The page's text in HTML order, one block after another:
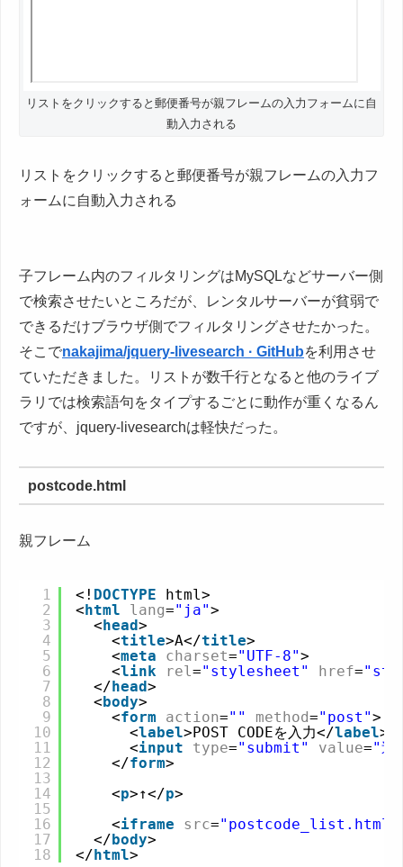
リストをクリックすると郵便番号が親フレームの入力フォームに自
動入力される
リストをクリックすると郵便番号が親フレームの入力フ
ォームに自動入力される
子フレーム内のフィルタリングはMySQLなどサーバー側
で検索させたいところだが、レンタルサーバーが貧弱で
できるだけブラウザ側でフィルタリングさせたかった。
そこでnakajima/jquery-livesearch · GitHubを利用させ
ていただきました。リストが数千行となると他のライブ
ラリでは検索語句をタイプするごとに動作が重くなるん
ですが、jquery-livesearchは軽快だった。
postcode.html
親フレーム
1
2
3
4
5
6
7
8
9
10
11
12
13
14
15
16
17
18
<! DOCTYPE
html>
<html lang="ja">
<head>
<title>A</title>
<meta charset="UTF-8">
<link rel="stylesheet" href=
</head>
<body>
<form action="" method="post">
<label>POST CODEを入力</label><
<input type="submit" value="送
</form>
<p>↑</p>
<iframe src="postcode_list.html"
</body>
</html>